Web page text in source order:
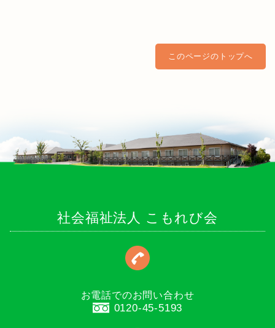
このページのトップへ
社会福祉法人 こもれび会
お電話でのお問い合わせ
0120-45-5193